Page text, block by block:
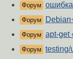
Форум
Форум
Форум apt-get
Форум testing/